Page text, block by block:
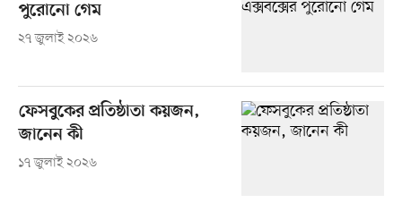
পুরোনো গেম
২৭ জুলাই ২০২৬
ফেসবুকের প্রতিষ্ঠাতা কয়জন,
জানেন কী
১৭ জুলাই ২০২৬